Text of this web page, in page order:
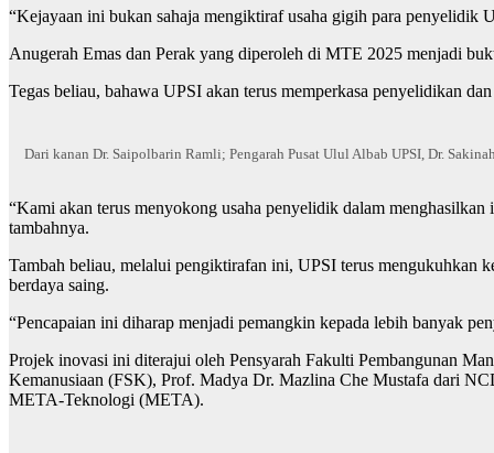
“Kejayaan ini bukan sahaja mengiktiraf usaha gigih para penyelidik
Anugerah Emas dan Perak yang diperoleh di MTE 2025 menjadi
Tegas beliau, bahawa UPSI akan terus memperkasa penyelidikan
Dari kanan Dr. Saipolbarin Ramli; Pengarah Pusat Ulul Albab UPSI, Dr.
“Kami akan terus menyokong usaha penyelidik dalam
tambahnya.
Tambah beliau, melalui pengiktirafan ini, UPSI terus mengukuhkan
berdaya saing.
“Pencapaian ini diharap menjadi pemangkin kepada lebih banyak
Projek inovasi ini diterajui oleh Pensyarah Fakulti Pembangunan
Kemanusiaan (FSK), Prof. Madya Dr. Mazlina Che Mustafa dari
META-Teknologi (META).